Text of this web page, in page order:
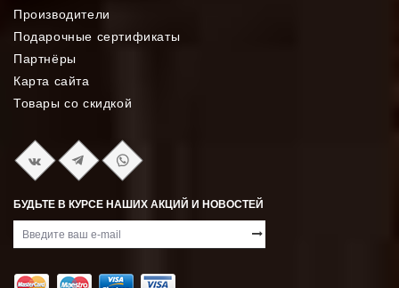
Производители
Подарочные сертификаты
Партнёры
Карта сайта
Товары со скидкой
БУДЬТЕ В КУРСЕ НАШИХ АКЦИЙ И НОВОСТЕЙ